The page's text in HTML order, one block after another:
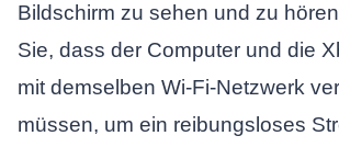
Bildschirm zu sehen und zu
Sie, dass der Computer und die
mit demselben Wi-Fi-Netzwerk
müssen, um ein reibungsloses